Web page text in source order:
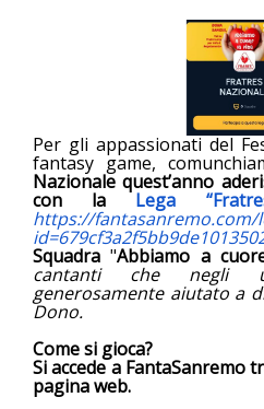
Per gli appassionati del
fantasy game,
Nazionale quest’anno
con laLega “
https://fantasanremo.com/
Squadra "Abbiamo a
cantanti che negli
generosamenteaiutato a
Dono.
Come si gioca?
Si accede a FantaSanremo
pagina web.